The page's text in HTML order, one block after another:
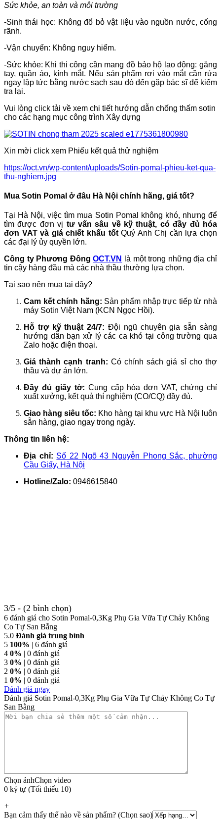
Sức khỏe, an toàn và môi trường
-Sinh thái học: Không đổ bỏ vật liệu vào nguồn nước, cống
rãnh.
-Vận chuyển: Không nguy hiểm.
-Sức khỏe: Khi thi công cần mang đồ bảo hộ lao động: găng
tay, quần áo, kính mắt. Nếu sản phẩm rơi vào mắt cần rửa
ngay lập tức bằng nước sạch sau đó đến gặp bác sĩ để kiểm
tra lại.
Vui lòng click tải về xem chi tiết hướng dẫn chống thấm sotin
cho các hạng mục công trình Xây dựng
Xin mời click xem Phiếu kết quả thử nghiệm
https://oct.vn/wp-content/uploads/Sotin-pomal-phieu-ket-qua-
thu-nghiem.jpg
Mua Sotin Pomal ở đâu Hà Nội chính hãng, giá tốt?
Tại Hà Nội, việc tìm mua Sotin Pomal không khó, nhưng để
tìm được đơn vị tư vấn sâu về kỹ thuật, có đầy đủ hóa
đơn VAT và giá chiết khấu tốtQuý Anh Chị cần lựa chọn
các đại lý ủy quyền lớn.
Công ty Phương ĐôngOCT.VN
là một trong những địa chỉ
tin cậy hàng đầu mà các nhà thầu thường lựa chọn.
Tại sao nên mua tại đây?
Cam kết chính hãng: Sản phẩm nhập trực tiếp từ nhà
máy Sotin Việt Nam (KCN Ngọc Hồi).
Hỗ trợ kỹ thuật 24/7: Đội ngũ chuyên gia sẵn sàng
hướng dẫn bạn xử lý các ca khó tại công trường qua
Zalo hoặc điện thoại.
Giá thành cạnh tranh: Có chính sách giá sỉ cho thợ
thầu và dự án lớn.
Đầy đủ giấy tờ: Cung cấp hóa đơn VAT, chứng chỉ
xuất xưởng, kết quả thí nghiệm (CO/CQ) đầy đủ.
Giao hàng siêu tốc: Kho hàng tại khu vực Hà Nội luôn
sẵn hàng, giao ngay trong ngày.
Thông tin liên hệ:
Địa chỉ: Số 22 Ngõ 43 Nguyễn Phong Sắc, phường
Cầu Giấy, Hà Nội
Hotline/Zalo: 0946615840
3/5 - (2 bình chọn)
6 đánh giá cho Sotin Pomal-0,3Kg Phụ Gia Vữa Tự Chảy Không
Co Tự San Bằng
5.0 Đánh giá trung bình
5 100% | 6 đánh giá
4 0% | 0 đánh giá
3 0% | 0 đánh giá
2 0% | 0 đánh giá
1 0% | 0 đánh giá
Đánh giá ngay
Đánh giá Sotin Pomal-0,3Kg Phụ Gia Vữa Tự Chảy Không Co Tự
San Bằng
Chọn ảnhChọn video
0 ký tự (Tối thiểu 10)
+
Bạn cảm thấy thế nào về sản phẩm? (Chọn sao)